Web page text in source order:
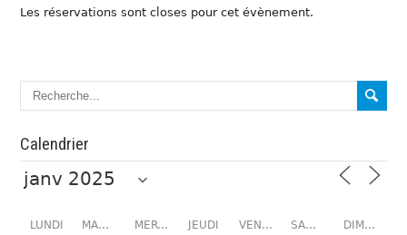
Les réservations sont closes pour cet évènement.
Calendrier
LUNDI MARDI MERCREDI JEUDI VENDREDI SAMEDI DIMANCHE